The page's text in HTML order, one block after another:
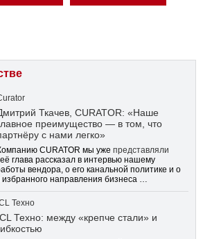
Ткачев, CURATOR: «Наше
преимущество — в том, что
с нами легко»
CURATOR мы уже представляли
глава рассказал в интервью нашему
вендора, о его канальной политике и о
избранного направления бизнеса …
Техно
Техно: между «крепче стали» и